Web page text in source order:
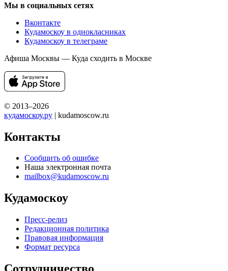
Мы в социальных сетях
Вконтакте
Кудамоскоу в однокласниках
Кудамоскоу в телеграме
Афиша Москвы — Куда сходить в Москве
© 2013–2026
кудамоскоу.ру | kudamoscow.ru
Контакты
Сообщить об ошибке
Наша электронная почта
mailbox@kudamoscow.ru
Кудамоскоу
Пресс-релиз
Редакционная политика
Правовая информация
Формат ресурса